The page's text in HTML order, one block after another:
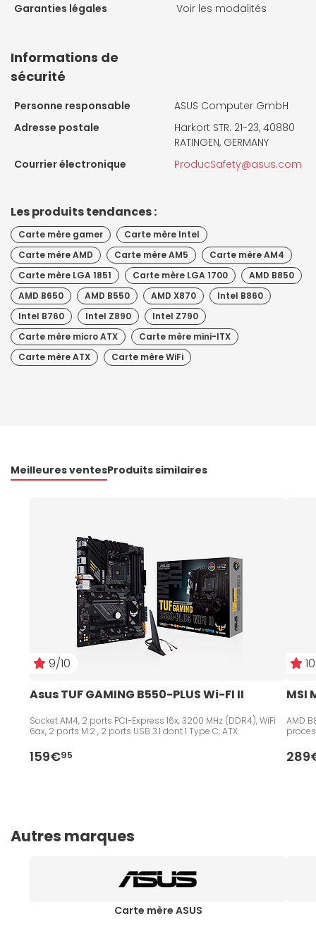
Garanties légales
Voir les modalités
Informations de
sécurité
Personne responsable
ASUS Computer GmbH
Adresse postale
Harkort STR. 21-23, 40880
RATINGEN, GERMANY
Courrier électronique
ProducSafety@asus.com
Les produits tendances :
Carte mère gamer
Carte mère Intel
Carte mère AMD
Carte mère AM5
Carte mère AM4
Carte mère LGA 1851
Carte mère LGA 1700
AMD B850
AMD B650
AMD B550 AMD X870
Intel B860
Intel B760
Intel Z890
Intel Z790
Carte mère micro ATX
Carte mère mini-ITX
Carte mère ATX
Carte mère WiFi
Meilleures ventesProduits similaires
9/10
Asus TUF GAMING B550-PLUS Wi-FI II
Socket AM4, 2 ports PCI-Express 16x, 3200 MHz (DDR4), WiFi
6ax, 2 ports M.2 , 2 ports USB 3.1 dont 1 Type C, ATX
159€95
MSI
AMD
Autres marques
Carte mère ASUS